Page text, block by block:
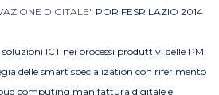
DIGITALE" POR FESR LAZIO 2014
ICT nei processi produttivi delle PMI
delle smart specialization con riferimento
computing manifattura digitale e